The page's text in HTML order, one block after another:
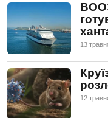
13
12